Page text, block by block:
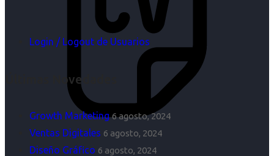
Login / Logout de Usuarios
Últimas Novedades
Growth Marketing 6 agosto, 2024
Ventas Digitales 6 agosto, 2024
Diseño Gráfico 6 agosto, 2024